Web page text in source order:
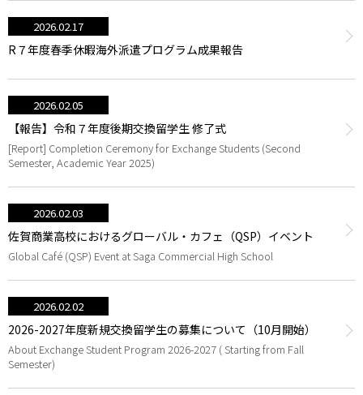
2026.02.17
R７年度春季休暇海外派遣プログラム成果報告
2026.02.05
【報告】令和７年度後期交換留学生 修了式
[Report] Completion Ceremony for Exchange Students (Second
Semester, Academic Year 2025)
2026.02.03
佐賀商業高校におけるグローバル・カフェ（QSP）イベント
Global Café (QSP) Event at Saga Commercial High School
2026.02.02
2026-2027年度新規交換留学生の募集について（10月開始）
About Exchange Student Program 2026-2027 ( Starting from Fall
Semester)